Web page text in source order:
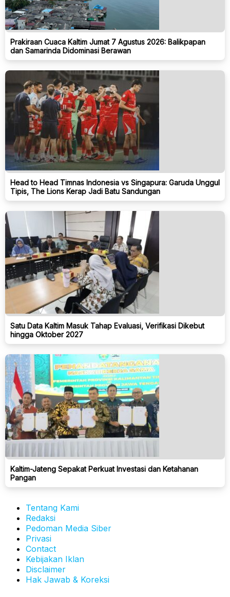
Prakiraan Cuaca Kaltim Jumat 7 Agustus 2026: Balikpapan
dan Samarinda Didominasi Berawan
Head to Head Timnas Indonesia vs Singapura: Garuda Unggul
Tipis, The Lions Kerap Jadi Batu Sandungan
Satu Data Kaltim Masuk Tahap Evaluasi, Verifikasi Dikebut
hingga Oktober 2027
Kaltim-Jateng Sepakat Perkuat Investasi dan Ketahanan
Pangan
Tentang Kami
Redaksi
Pedoman Media Siber
Privasi
Contact
Kebijakan Iklan
Disclaimer
Hak Jawab & Koreksi